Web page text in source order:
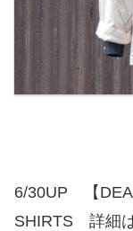
6/30UP 【
SHIRTS 詳細